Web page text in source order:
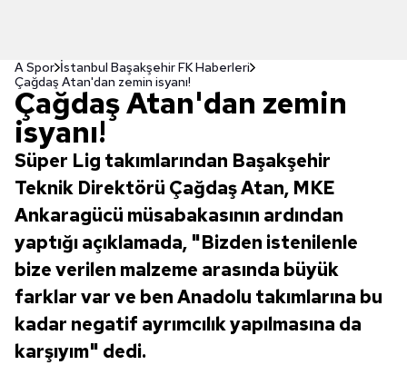
A Spor İstanbul Başakşehir FK Haberleri
Çağdaş Atan'dan zemin isyanı!
Çağdaş Atan'dan zemin
isyanı!
Süper Lig takımlarından Başakşehir
Teknik Direktörü Çağdaş Atan, MKE
Ankaragücü müsabakasının ardından
yaptığı açıklamada, "Bizden istenilenle
bize verilen malzeme arasında büyük
farklar var ve ben Anadolu takımlarına bu
kadar negatif ayrımcılık yapılmasına da
karşıyım" dedi.